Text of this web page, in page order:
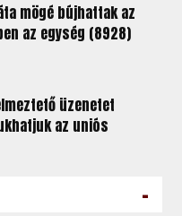
mögé bújhattak az
az egység (8928)
üzenetet
az uniós
-